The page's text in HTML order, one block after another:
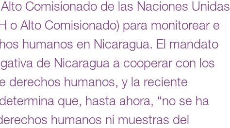
Comisionado de las Naciones Unidas
o Alto Comisionado) para monitorear e
humanos en Nicaragua. El mandato
de Nicaragua a cooperar con los
derechos humanos, y la reciente
que, hasta ahora, “no se ha
humanos ni muestras del